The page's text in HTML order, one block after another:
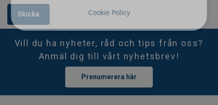
Skicka
Vill du ha nyheter, råd och tips från oss?
Anmäl dig till vårt nyhetsbrev!
Prenumerera här
Cookie Policy